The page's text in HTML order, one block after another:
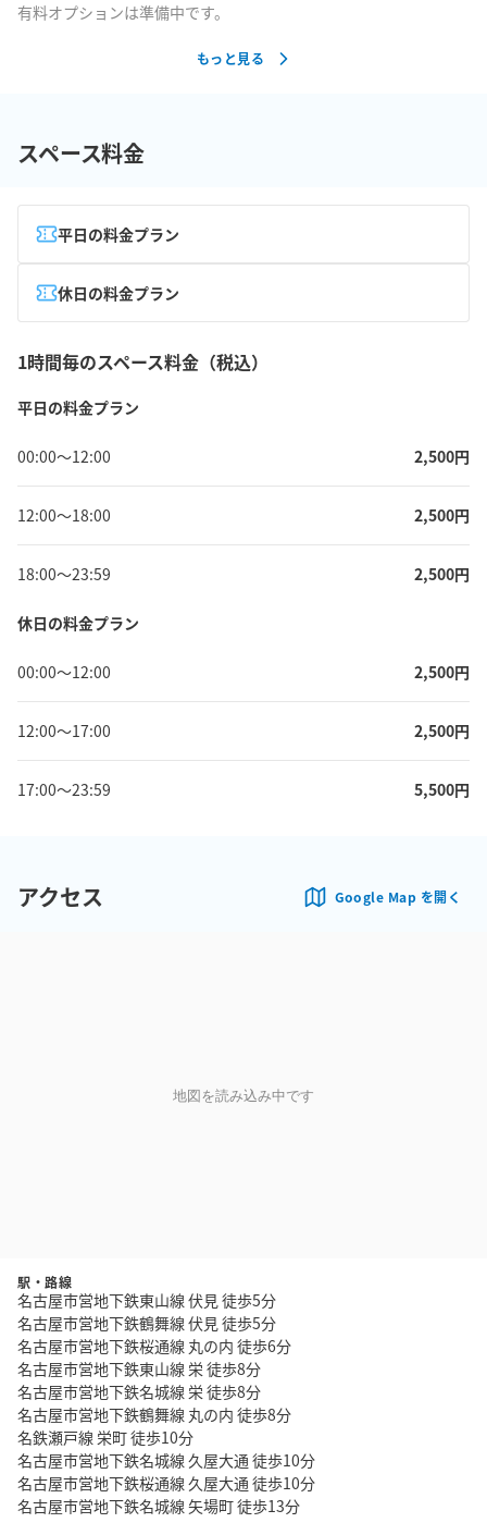
有料オプションは準備中です。
もっと見る
スペース料金
平日の料金プラン
休日の料金プラン
1時間毎のスペース料金（税込）
平日の料金プラン
00:00〜12:00 2,500円
12:00〜18:00 2,500円
18:00〜23:59 2,500円
休日の料金プラン
00:00〜12:00 2,500円
12:00〜17:00 2,500円
17:00〜23:59 5,500円
アクセス Google Map を開く
地図を読み込み中です
駅・路線
名古屋市営地下鉄東山線 伏見 徒歩5分
名古屋市営地下鉄鶴舞線 伏見 徒歩5分
名古屋市営地下鉄桜通線 丸の内 徒歩6分
名古屋市営地下鉄東山線 栄 徒歩8分
名古屋市営地下鉄名城線 栄 徒歩8分
名古屋市営地下鉄鶴舞線 丸の内 徒歩8分
名鉄瀬戸線 栄町 徒歩10分
名古屋市営地下鉄名城線 久屋大通 徒歩10分
名古屋市営地下鉄桜通線 久屋大通 徒歩10分
名古屋市営地下鉄名城線 矢場町 徒歩13分